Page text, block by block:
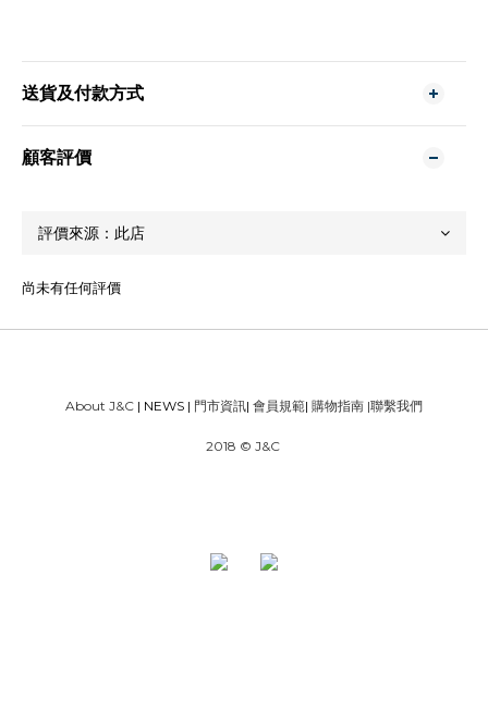
送貨及付款方式
顧客評價
尚未有任何評價
About J&C | NEWS | 門市資訊| 會員規範| 購物指南 |聯繫我們
2018 © J&C